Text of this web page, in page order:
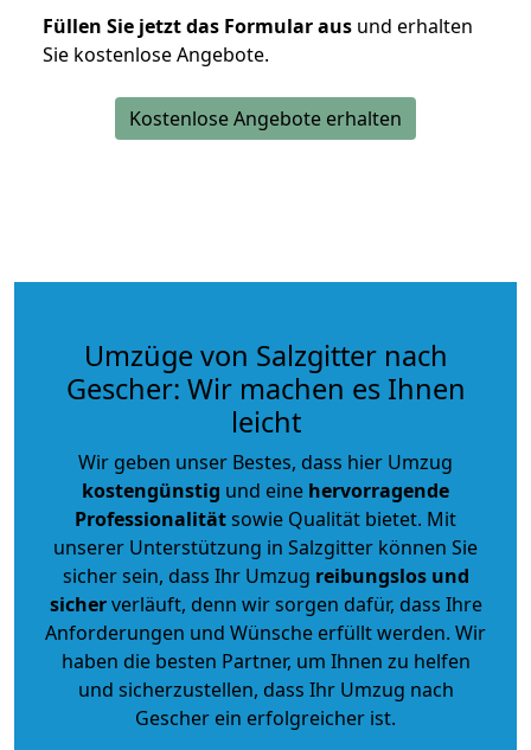
Füllen Sie jetzt das Formular aus und erhalten
Sie kostenlose Angebote.
Kostenlose Angebote erhalten
Umzüge von Salzgitter nach
Gescher: Wir machen es Ihnen
leicht
Wir geben unser Bestes, dass hier Umzug
kostengünstig und eine hervorragende
Professionalitätsowie Qualität bietet. Mit
unserer Unterstützung in Salzgitter können Sie
sicher sein, dass Ihr Umzug reibungslos und
sicherverläuft, denn wir sorgen dafür, dass Ihre
Anforderungen und Wünsche erfüllt werden. Wir
haben die besten Partner, um Ihnen zu helfen
und sicherzustellen, dass Ihr Umzug nach
Gescher ein erfolgreicher ist.